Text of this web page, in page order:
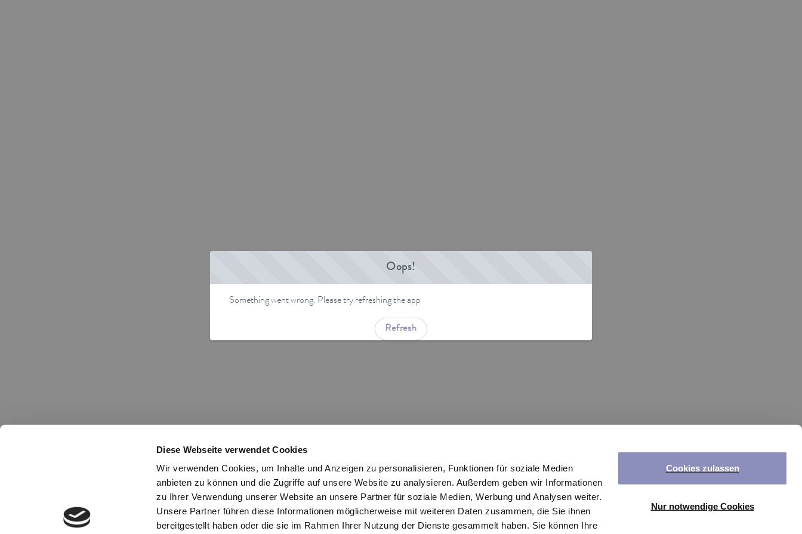
Diese Webseite verwendet Cookies
Wir verwenden Cookies, um Inhalte und Anzeigen zu personalisieren, Funktionen für soziale Medien
anbieten zu können und die Zugriffe auf unsere Website zu analysieren. Außerdem geben wir Informationen
zu Ihrer Verwendung unserer Website an unsere Partner für soziale Medien, Werbung und Analysen weiter.
Unsere Partner führen diese Informationen möglicherweise mit weiteren Daten zusammen, die Sie ihnen
bereitgestellt haben oder die sie im Rahmen Ihrer Nutzung der Dienste gesammelt haben. Sie können Ihre
Cookies zulassen
Nur notwendige Cookies
Oops!
Something went wrong. Please try refreshing the app
Refresh